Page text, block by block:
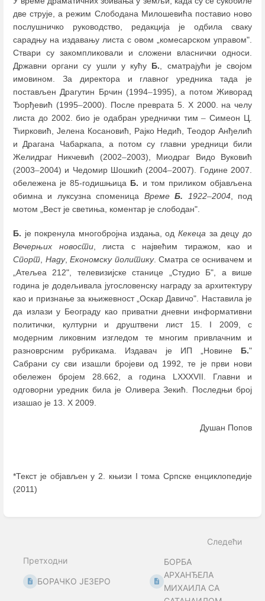
две струје, а режим Слободана Милошевића поставио ново
послушничко руководство, редакција је одбила сваку
сарадњу на издавању листа с овом „комесарском управом".
Ствари су закомпликовали и сложени власнички односи.
Државни органи су ушли у кућу Б. , сматрајући је својом
имовином. За директора и главног уредника тада је
постављен Драгутин Брчин (1994–1995), а потом Живорад
Ђорђевић (1995–2000). После преврата 5. X 2000. на челу
листа до 2002. био је одабран уреднички тим– Симеон Ц.
Ћирковић, Јелена Косановић, Рајко Недић, Теодор Анђелић
и Драгана Чабаркапа, а потом су главни уредници били
Желидраг Никчевић (2002–2003), Миодраг Видо Вуковић
(2003–2004) и Чедомир Шошкић (2004–2007). Године 2007.
обележена је 85-годишњица Б. и том приликом објављена
обимна и луксузна споменица ВремеБ. 1922–2004, под
мотом „Вест је светиња, коментар је слободан".
Б. је покренула многобројна издања, од Кекеца за децу до
Вечерњих новости, листа с највећим тиражом, као и
Спорт, Наду,Економску политику. Сматра се оснивачем и
„Атељеа 212", телевизијске станице „Студио Б", а више
година је додељивала југословенску награду за архитектуру
као и признање за књижевност „Оскар Давичо". Наставила је
да излази у Београду као приватни дневни информативни
политички, културни и друштвени лист 15. I 2009, с
модерним ликовним изгледом те многим привлачним и
разноврсним рубрикама. Издавач је ИП „Новине Б."
Сабрани су сви изашли бројеви од 1992, те је први нови
обележен бројем 28.662, а година LXXXVII. Главни и
одговорни уредник била је Оливера Зекић. Последњи број
изашао је 13. X 2009.
Душан Попов
*Текст је објављен у 2. књизи I тома Српске енциклопедије
(2011)
Претходни
БОРАЧКО ЈЕЗЕРО
Следећи
БОРБА
АРХАНЂЕЛА
МИХАИЛА СА